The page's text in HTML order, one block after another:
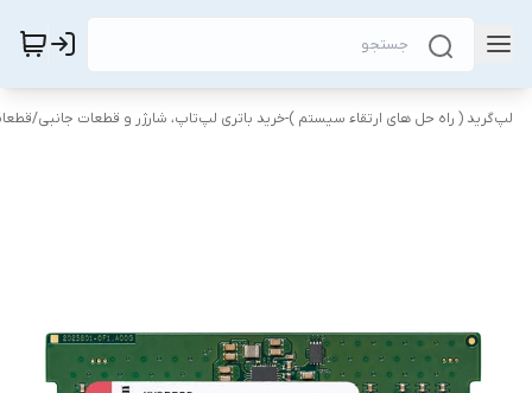
لپ‌گرید ( راه‌ حل های ارتقاء سیستم )-خرید باتری لپ‌تاپ، شارژر و قطعات جانبی/